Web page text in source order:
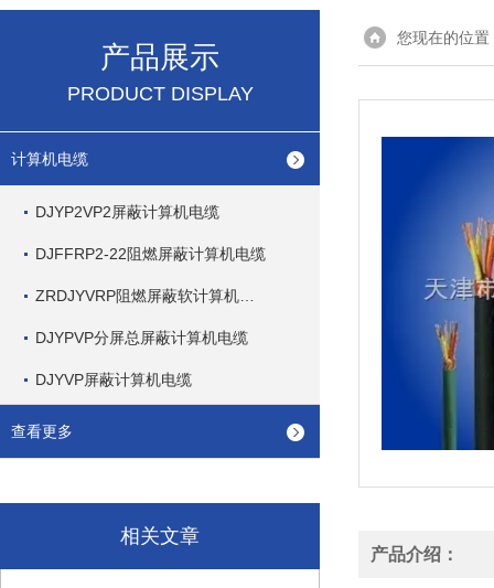
产品展示
PRODUCT DISPLAY
计算机电缆
DJYP2VP2屏蔽计算机电缆
DJFFRP2-22阻燃屏蔽计算机电缆
DJYPVP分屏总屏蔽计算机电缆
DJYVP屏蔽计算机电缆
查看更多
相关文章
您现在的位置
产品介绍：